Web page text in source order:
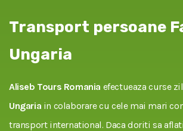
Transport persoane
Ungaria
Aliseb Tours Romania efectueaza curse
Ungaria in colaborare cu cele mai mari
transport international. Daca doriti sa